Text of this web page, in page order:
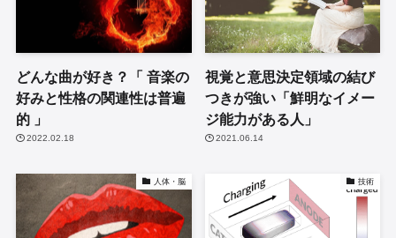
どんな曲が好き？「 音楽の
好みと性格の関連性は普遍
的 」
2022.02.18
視覚と意思決定領域の結び
つきが強い「鮮明なイメー
ジ能力がある人」
2021.06.14
人体・脳 技術